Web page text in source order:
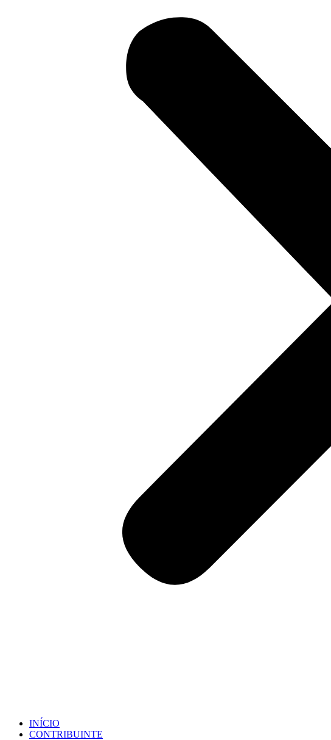
INÍCIO
CONTRIBUINTE